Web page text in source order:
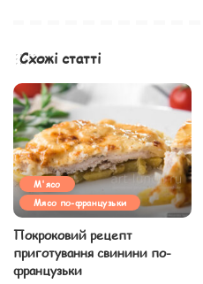
Схожі статті
М'ясо
Мясо по-французьки
Покроковий рецепт
приготування свинини по-
французьки